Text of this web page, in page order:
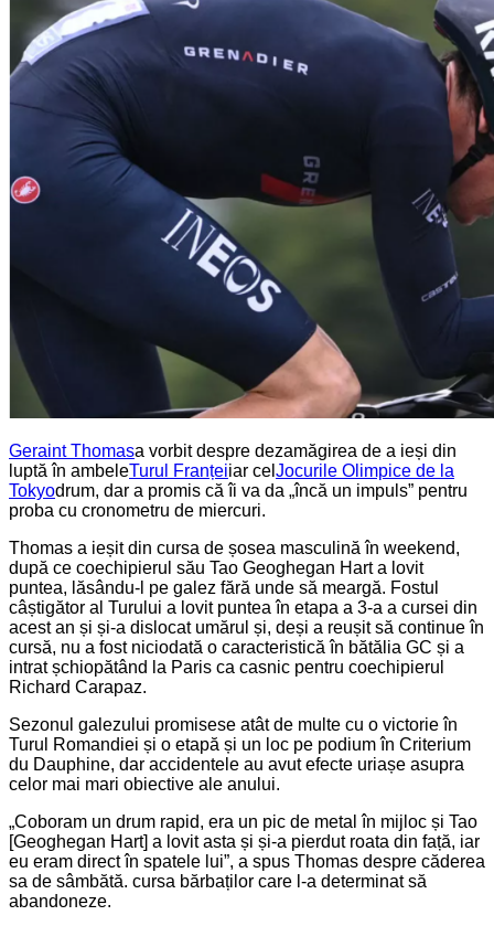
Geraint Thomasa vorbit despre dezamăgirea de a ieși din
luptă în ambeleTurul Franțeiiar cel Jocurile Olimpice de la
Tokyodrum, dar a promis că îi va da „încă un impuls” pentru
proba cu cronometru de miercuri.
Thomas a ieșit din cursa de șosea masculină în weekend,
după ce coechipierul său Tao Geoghegan Hart a lovit
puntea, lăsându-l pe galez fără unde să meargă. Fostul
câștigător al Turului a lovit puntea în etapa a 3-a a cursei din
acest an și și-a dislocat umărul și, deși a reușit să continue în
cursă, nu a fost niciodată o caracteristică în bătălia GC și a
intrat șchiopătând la Paris ca casnic pentru coechipierul
Richard Carapaz.
Sezonul galezului promisese atât de multe cu o victorie în
Turul Romandiei și o etapă și un loc pe podium în Criterium
du Dauphine, dar accidentele au avut efecte uriașe asupra
celor mai mari obiective ale anului.
„Coboram un drum rapid, era un pic de metal în mijloc și Tao
[Geoghegan Hart] a lovit asta și și-a pierdut roata din față, iar
eu eram direct în spatele lui”, a spus Thomas despre căderea
sa de sâmbătă. cursa bărbaților care l-a determinat să
abandoneze.